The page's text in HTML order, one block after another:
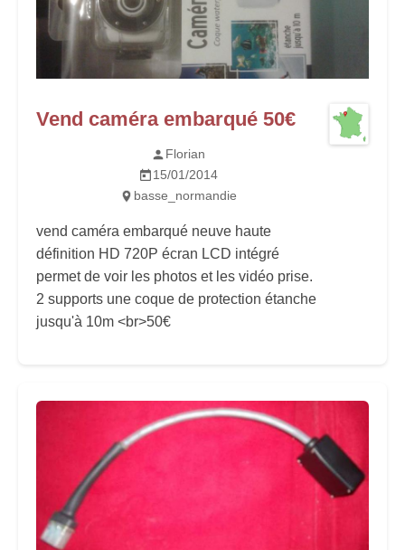
Vend caméra embarqué 50€
Florian
15/01/2014
basse_normandie
vend caméra embarqué neuve haute
définition HD 720P écran LCD intégré
permet de voir les photos et les vidéo prise.
2 supports une coque de protection étanche
jusqu'à 10m <br>50€